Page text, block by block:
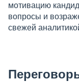
мотивацию
вопросы и
свежей